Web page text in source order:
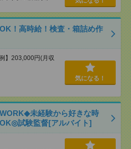
！高時給！検査・箱詰め作
】203,000円(月収
気になる！
未経験から好きな時
試験監督[アルバイト]